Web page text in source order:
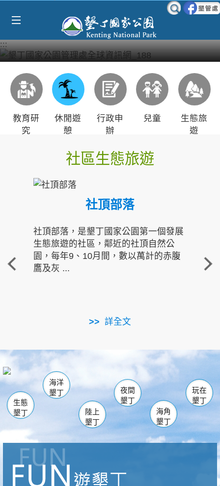
:::
教育研
究
休閒遊
憩
行政申
辦
兒童
生態旅
遊
社區生態旅遊
社頂部落
社頂部落，是墾丁國家公園第一個發展
生態旅遊的社區，鄰近的社頂自然公
園，每年9、10月間，數以萬計的赤腹
鷹及灰 ...
詳全文
重
走進
南仁湖
海生館
恆春 佳樂水
龍鑾潭自然中心 森林遊樂區
瓊麻館
關山 墾管處遊客中心
社頂公園 風吹沙
船帆石
白砂 龍磐公園
香蕉灣
砂島
鵝鑾鼻
生態
墾丁
海洋
墾丁
陸上
墾丁
夜間
墾丁
海角
墾丁
玩在
墾丁